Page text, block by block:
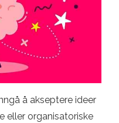
å akseptere ideer
eller organisatoriske